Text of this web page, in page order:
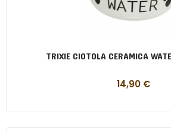
TRIXIE CIOTOLA CERAMICA
14,90 €